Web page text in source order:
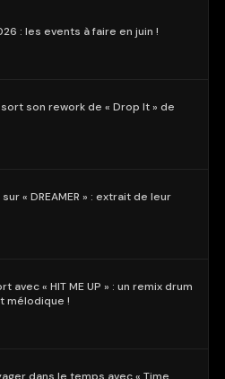
: les events à faire en juin !
son rework de « Drop It » de
« DREAMER » : extrait de leur
avec « HIT ME UP » : un remix drum
mélodique !
dans le temps avec « Time